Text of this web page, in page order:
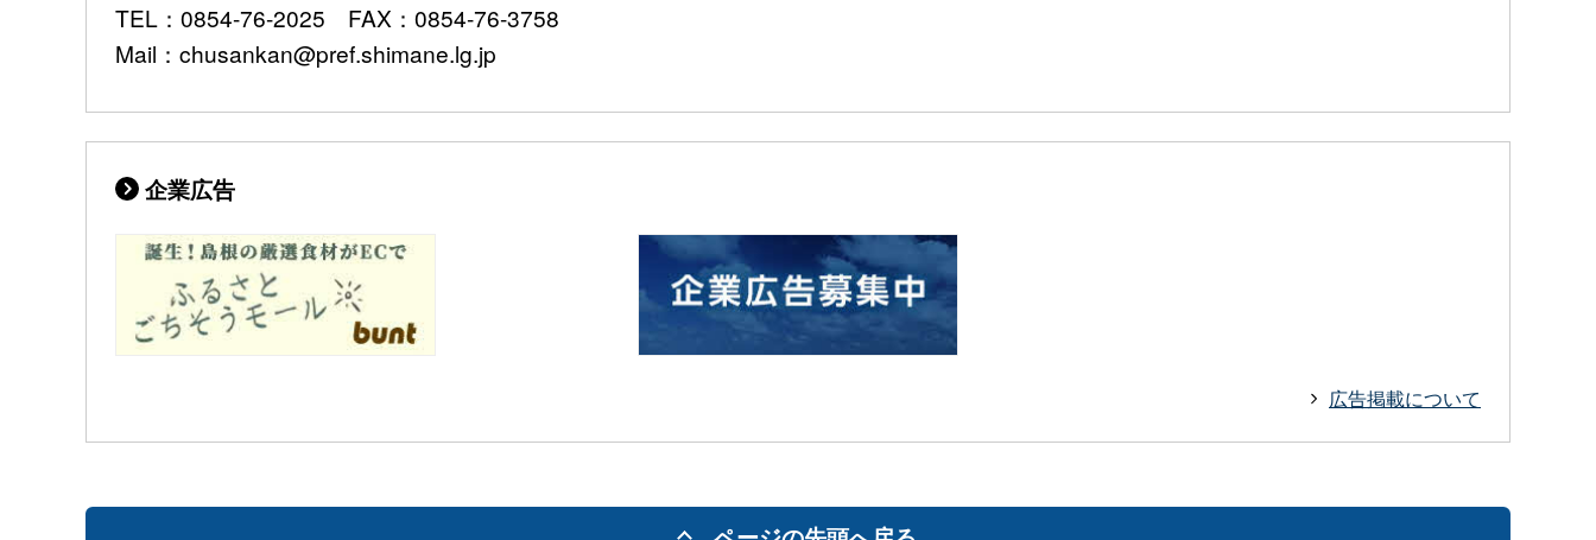
TEL：0854-76-2025 FAX：0854-76-3758
Mail：chusankan@pref.shimane.lg.jp
企業広告
広告掲載について